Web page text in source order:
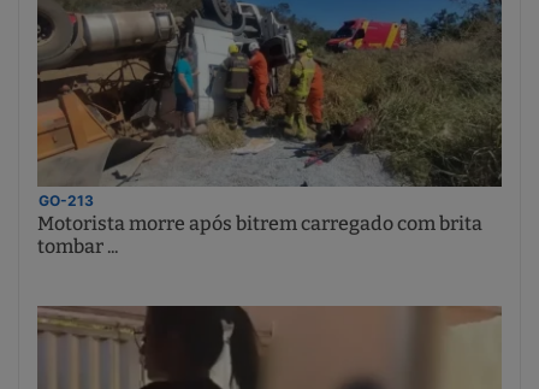
GO-213
Motorista morre após bitrem carregado com brita
tombar ...